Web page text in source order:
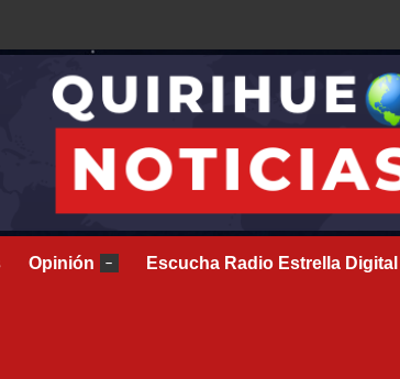
Opinión – Escucha Radio Estrella Digital